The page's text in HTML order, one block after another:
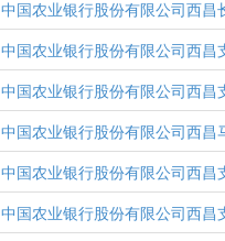
中国农业银行股份有限公司西昌
中国农业银行股份有限公司西昌
中国农业银行股份有限公司西昌
中国农业银行股份有限公司西昌
中国农业银行股份有限公司西昌
中国农业银行股份有限公司西昌